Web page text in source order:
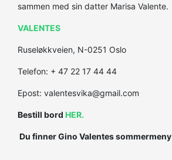
sammen med sin datter Marisa Valente.
VALENTES
Ruseløkkveien, N-0251 Oslo
Telefon: + 47 22 17 44 44
Epost: valentesvika@gmail.com
Bestill bord HER.
Du finner Gino Valentes sommermeny